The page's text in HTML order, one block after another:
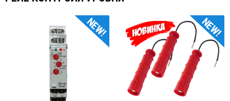
NEW! NEW!